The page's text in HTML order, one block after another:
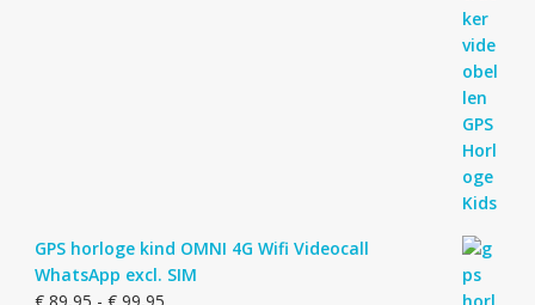
GPS horloge kind OMNI 4G Wifi Videocall
WhatsApp excl. SIM
Prijsklasse: